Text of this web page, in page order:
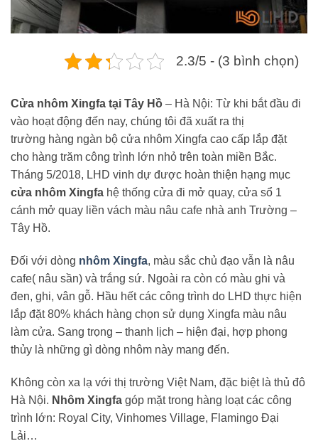
2.3/5 - (3 bình chọn)
Cửa nhôm Xingfa tại Tây Hồ – Hà Nội: Từ khi bắt đầu đi
vào hoạt động đến nay, chúng tôi đã xuất ra thị
trường hàng ngàn bộ cửa nhôm Xingfa cao cấp lắp đặt
cho hàng trăm công trình lớn nhỏ trên toàn miền Bắc.
Tháng 5/2018, LHD vinh dự được hoàn thiện hạng mục
cửa nhôm Xingfa hệ thống cửa đi mở quay, cửa sổ 1
cánh mở quay liền vách màu nâu cafe nhà anh Trường –
Tây Hồ.
Đối với dòng nhôm Xingfa, màu sắc chủ đạo vẫn là nâu
cafe( nâu sần) và trắng sứ. Ngoài ra còn có màu ghi và
đen, ghi, vân gỗ. Hầu hết các công trình do LHD thực hiện
lắp đặt 80% khách hàng chọn sử dụng Xingfa màu nâu
làm cửa. Sang trọng – thanh lịch – hiện đại, hợp phong
thủy là những gì dòng nhôm này mang đến.
Không còn xa lạ với thị trường Việt Nam, đặc biệt là thủ đô
Hà Nội. Nhôm Xingfa góp mặt trong hàng loạt các công
trình lớn: Royal City, Vinhomes Village, Flamingo Đại
Lải…